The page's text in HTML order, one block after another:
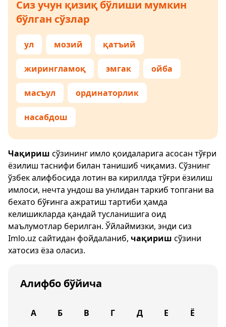
Сиз учун қизиқ бўлиши мумкин
бўлган сўзлар
ул мозий қатъий
жирингламоқ эмгак ойба
масъул ординаторлик
насабдош
Чақириш сўзининг имло қоидаларига асосан тўғри
ёзилиш таснифи билан танишиб чиқамиз. Сўзнинг
ўзбек алифбосида лотин ва кириллда тўғри ёзилиш
имлоси, нечта ундош ва унлидан таркиб топгани ва
бехато бўғинга ажратиш тартиби ҳамда
келишикларда қандай тусланишига оид
маълумотлар берилган. Ўйлаймизки, энди сиз
Imlo.uz сайтидан фойдаланиб, чақириш сўзини
хатосиз ёза оласиз.
Алифбо бўйича
А Б В Г Д Е Ё